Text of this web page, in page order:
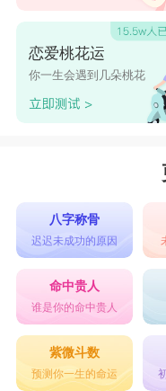
恋爱桃花运
你一生会遇到几朵桃花
八字称骨
迟迟未成功的原因
命中贵人
谁是你的命中贵人
紫微斗数
预测你一生的命运